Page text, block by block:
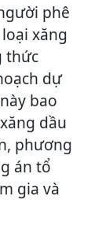
phê
xăng
thức
dự
bao
dầu
phương
án tổ
gia và